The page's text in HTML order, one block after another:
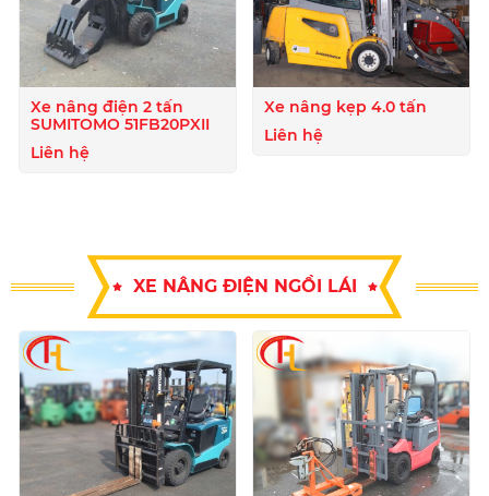
Xe nâng điện 2 tấn
SUMITOMO 51FB20PXII
Liên hệ
Xe nâng kẹp 4.0 tấn
Liên hệ
XE NÂNG ĐIỆN NGỒI LÁI